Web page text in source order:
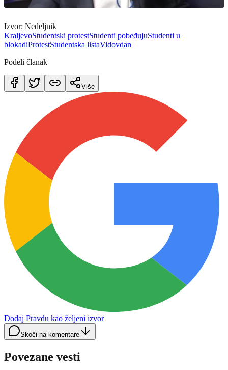
Izvor: Nedeljnik
KraljevoStudentski protestStudenti pobeđujuStudenti u
blokadiProtestStudentska listaVidovdan
Podeli članak
Više
Dodaj Pravdu kao željeni izvor
Skoči na komentare
Povezane vesti